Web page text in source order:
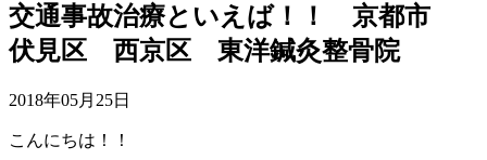
交通事故治療といえば！！ 京都市
伏見区 西京区 東洋鍼灸整骨院
2018年05月25日
こんにちは！！